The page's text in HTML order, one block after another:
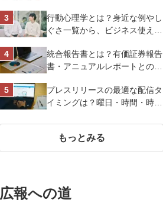
スオーヤマ株式会社
行動心理学とは？身近な例やし
ぐさ一覧から、ビジネス使える
統合報告書とは？有価証券報告
書・アニュアルレポートとの違
プレスリリースの最適な配信タ
イミングは？曜日・時間・時期
化させよう
もっとみる
広報への道